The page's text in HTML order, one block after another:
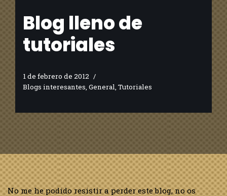
Blog lleno de
tutoriales
1 de febrero de 2012
Blogs interesantes, General, Tutoriales
No me he podido resistir a perder este blog, no os